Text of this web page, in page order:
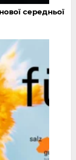
середньої